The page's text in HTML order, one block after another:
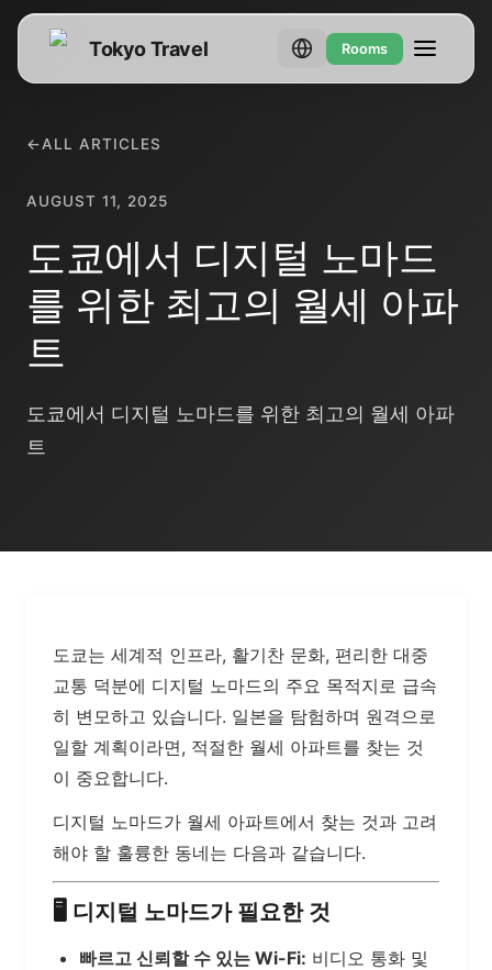
Tokyo Travel Rooms
←ALL ARTICLES
AUGUST 11, 2025
도쿄에서 디지털 노마드
를 위한 최고의 월세 아파
트
도쿄에서 디지털 노마드를 위한 최고의 월세 아파
트
도쿄는 세계적 인프라, 활기찬 문화, 편리한 대중
교통 덕분에 디지털 노마드의 주요 목적지로 급속
히 변모하고 있습니다. 일본을 탐험하며 원격으로
일할 계획이라면, 적절한 월세 아파트를 찾는 것
이 중요합니다.
디지털 노마드가 월세 아파트에서 찾는 것과 고려
해야 할 훌륭한 동네는 다음과 같습니다.
🖥️ 디지털 노마드가 필요한 것
빠르고 신뢰할 수 있는 Wi-Fi: 비디오 통화 및